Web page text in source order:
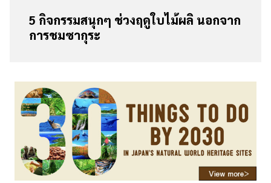
5 กิจกรรมสนุกๆ ช่วงฤดูใบไม้ผลิ นอกจาก
การชมซากุระ